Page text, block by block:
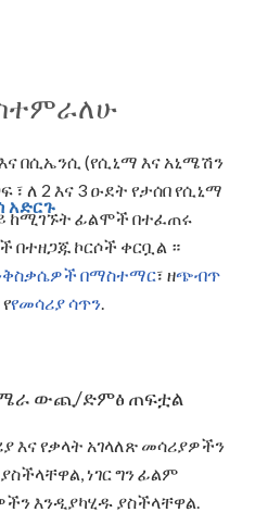
አድርጉ
በሲኤንሲ (የሲኒማ እና አኒሜሽን
ለ 2 እና 3 ዑደት የታሰበ የሲኒማ
ከሚገኙት ፊልሞች በተፈጠሩ
ኮርሶች ቀርቧል ።
በማስተማር፣ ዘጭብጥ
የመሳሪያ ሳጥን
ውጪ/ድምፅ ጠፍቷል
እና የቃላት አገላለጽ መሳሪያዎችን
ነገር ግን ፊልም
እንዲያካሂዱ ያስችላቸዋል.